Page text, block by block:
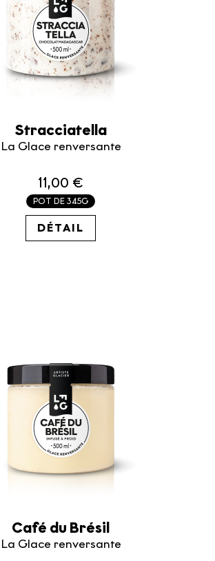
Stracciatella
La Glace renversante
11,00 €
POT DE 345G
31.88€ / KG
DÉTAIL
Café du Brésil
La Glace renversante